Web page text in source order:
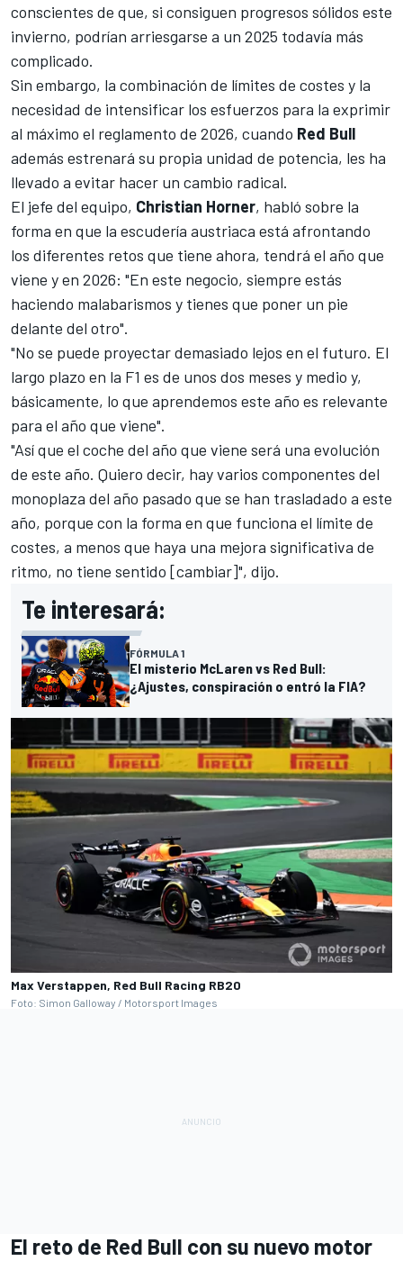
conscientes de que, si consiguen progresos sólidos este
invierno, podrían arriesgarse a un 2025 todavía más
complicado.
Sin embargo, la combinación de límites de costes y la
necesidad de intensificar los esfuerzos para la exprimir
al máximo el reglamento de 2026, cuando Red Bull
además estrenará su propia unidad de potencia, les ha
llevado a evitar hacer un cambio radical.
El jefe del equipo, Christian Horner, habló sobre la
forma en que la escudería austriaca está afrontando
los diferentes retos que tiene ahora, tendrá el año que
viene y en 2026: "En este negocio, siempre estás
haciendo malabarismos y tienes que poner un pie
delante del otro".
"No se puede proyectar demasiado lejos en el futuro. El
largo plazo en la F1 es de unos dos meses y medio y,
básicamente, lo que aprendemos este año es relevante
para el año que viene".
"Así que el coche del año que viene será una evolución
de este año. Quiero decir, hay varios componentes del
monoplaza del año pasado que se han trasladado a este
año, porque con la forma en que funciona el límite de
costes, a menos que haya una mejora significativa de
ritmo, no tiene sentido [cambiar]", dijo.
Te interesará:
FÓRMULA 1
El misterio McLaren vs Red Bull:
¿Ajustes, conspiración o entró la FIA?
Max Verstappen, Red Bull Racing RB20
Foto: Simon Galloway / Motorsport Images
El reto de Red Bull con su nuevo motor